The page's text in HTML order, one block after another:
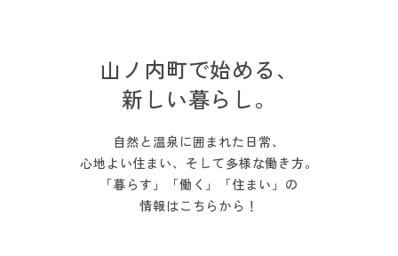
山ノ内町で始める、
新しい暮らし。
自然と温泉に囲まれた日常、
心地よい住まい、そして多様な働き方。
「暮らす」「働く」「住まい」の
情報はこちらから！